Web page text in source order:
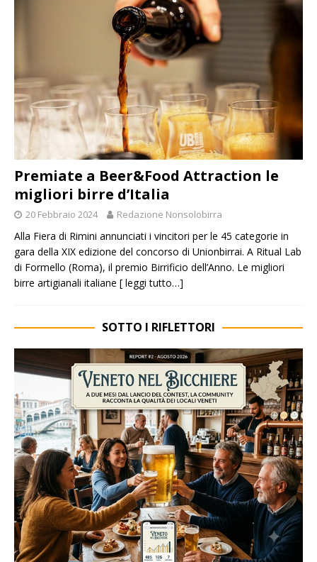
Premiate a Beer&Food Attraction le
migliori birre d’Italia
20 Febbraio 2024 Redazione Nonsolobirra
Alla Fiera di Rimini annunciati i vincitori per le 45 categorie in
gara della XIX edizione del concorso di Unionbirrai. A Ritual Lab
di Formello (Roma), il premio Birrificio dell’Anno. Le migliori
birre artigianali italiane [ leggi tutto…]
SOTTO I RIFLETTORI